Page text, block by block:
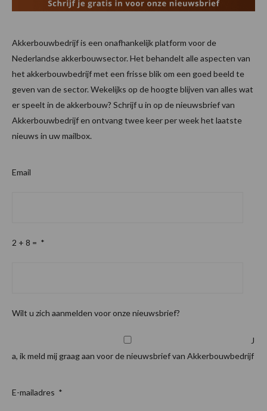
Akkerbouwbedrijf is een onafhankelijk platform voor de
Nederlandse akkerbouwsector. Het behandelt alle aspecten van
het akkerbouwbedrijf met een frisse blik om een goed beeld te
geven van de sector. Wekelijks op de hoogte blijven van alles wat
er speelt in de akkerbouw? Schrijf u in op de nieuwsbrief van
Akkerbouwbedrijf en ontvang twee keer per week het laatste
nieuws in uw mailbox.
Email
2 + 8 = *
Wilt u zich aanmelden voor onze nieuwsbrief?
J
a, ik meld mij graag aan voor de nieuwsbrief van Akkerbouwbedrijf
E-mailadres *